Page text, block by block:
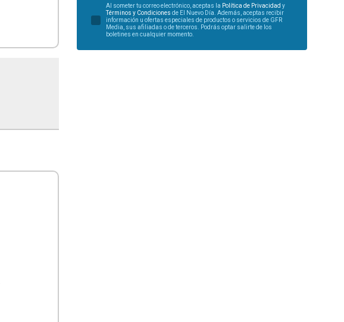
Al someter tu correo electrónico, aceptas la Política de Privacidad y
Términos y Condiciones de El Nuevo Día. Además, aceptas recibir
información u ofertas especiales de productos o servicios de GFR
Media, sus afiliadas o de terceros. Podrás optar salirte de los
boletines en cualquier momento.